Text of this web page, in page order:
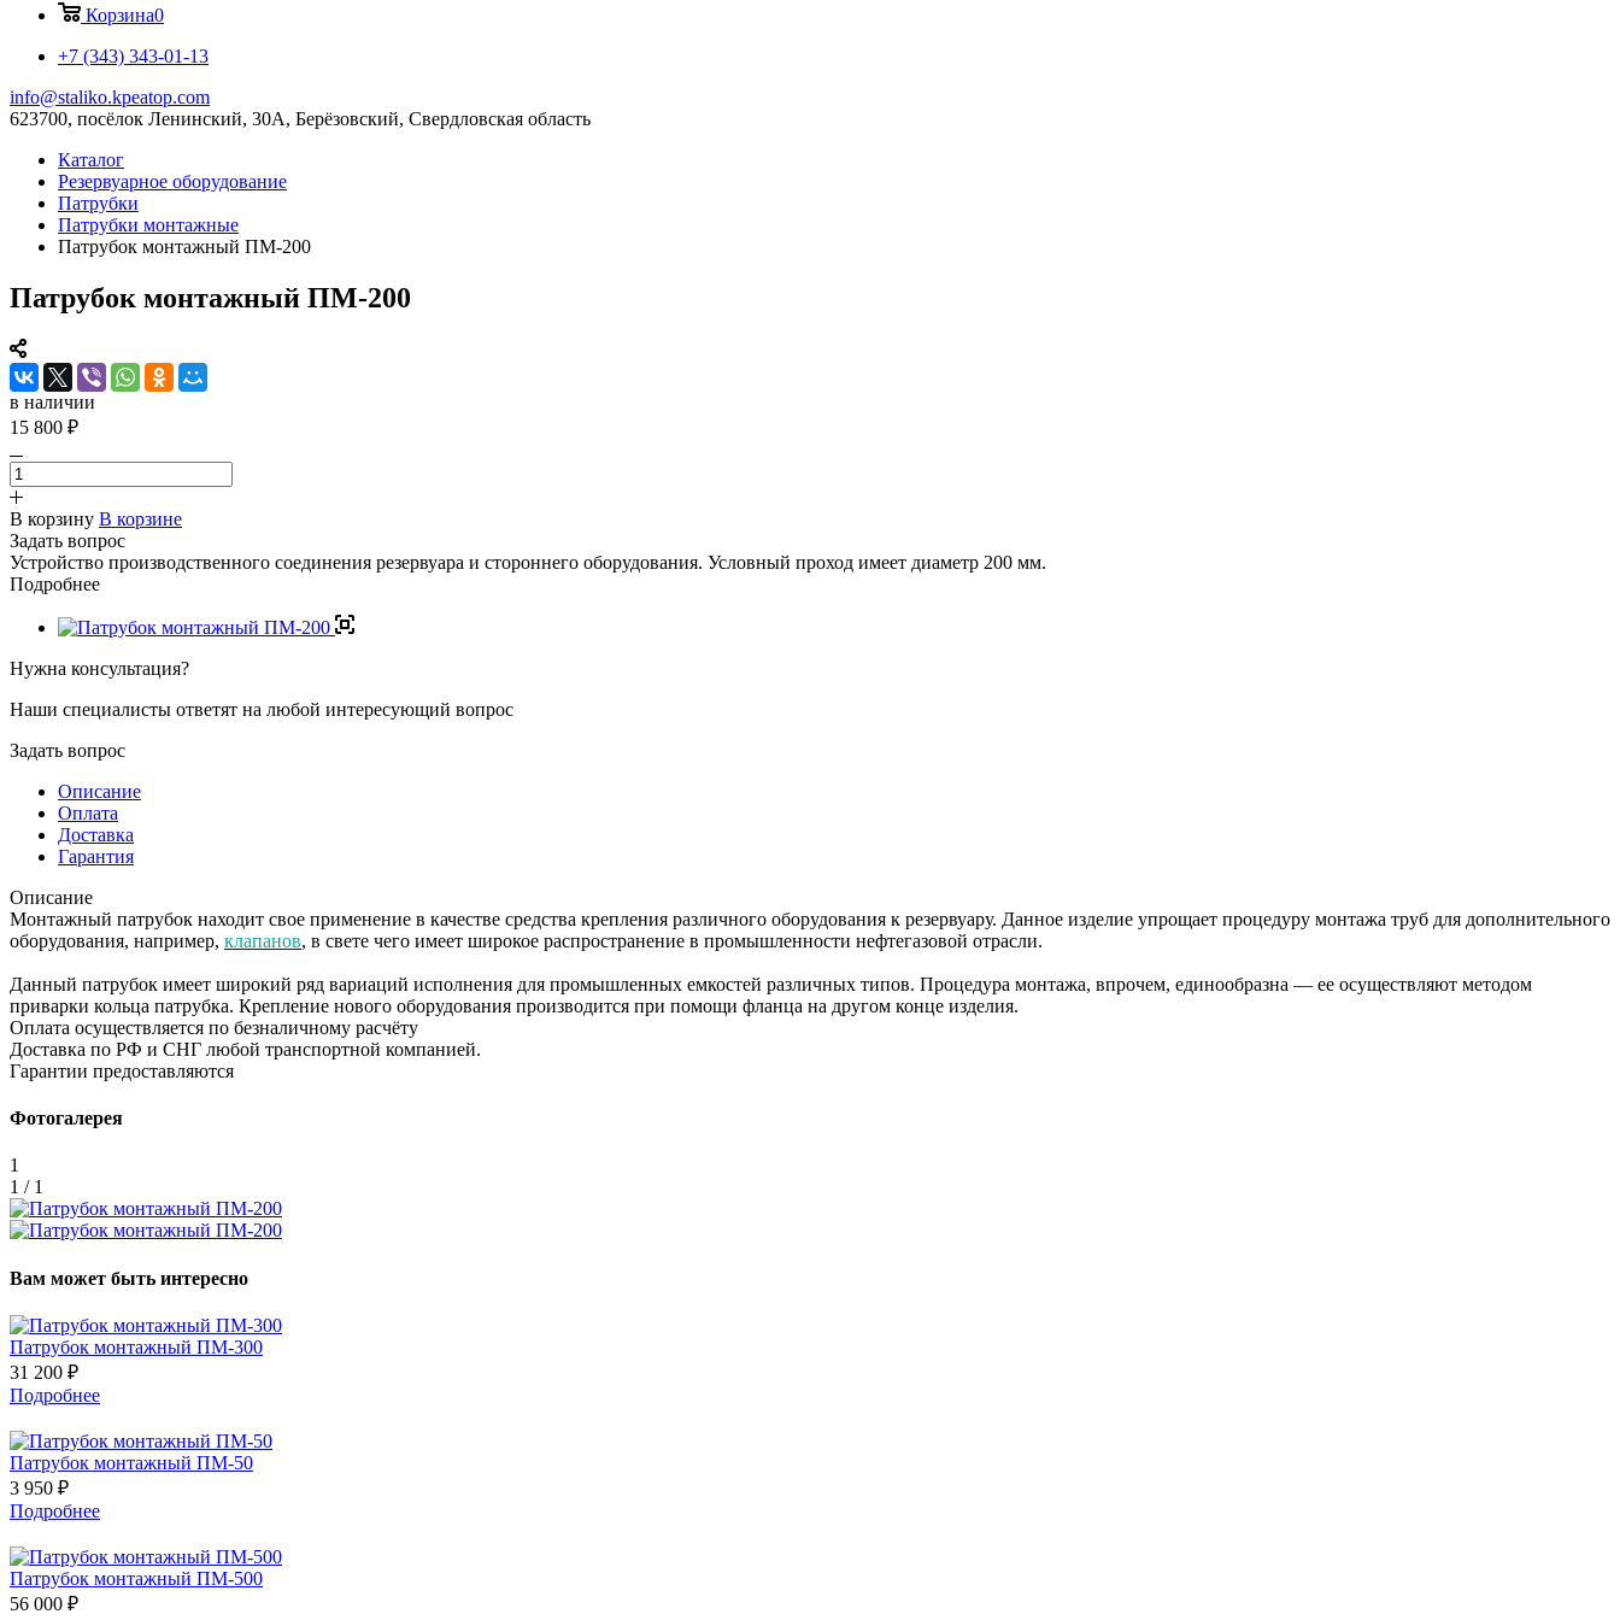
Корзина0
+7 (343) 343-01-13
info@staliko.kpeatop.com
623700, посёлок Ленинский, 30А, Берёзовский, Свердловская область
Каталог
Резервуарное оборудование
Патрубки
Патрубки монтажные
Патрубок монтажный ПМ-200
Патрубок монтажный ПМ-200
в наличии
15 800 ₽
В корзину В корзине
Задать вопрос
Устройство производственного соединения резервуара и стороннего оборудования. Условный проход имеет диаметр 200 мм.
Подробнее
Нужна консультация?
Наши специалисты ответят на любой интересующий вопрос
Задать вопрос
Описание
Оплата
Доставка
Гарантия
Описание
Монтажный патрубок находит свое применение в качестве средства крепления различного оборудования к резервуару. Данное изделие упрощает процедуру монтажа труб для дополнительного
оборудования, например, клапанов, в свете чего имеет широкое распространение в промышленности нефтегазовой отрасли.
Данный патрубок имеет широкий ряд вариаций исполнения для промышленных емкостей различных типов. Процедура монтажа, впрочем, единообразна — ее осуществляют методом
приварки кольца патрубка. Крепление нового оборудования производится при помощи фланца на другом конце изделия.
Оплата осуществляется по безналичному расчёту
Доставка по РФ и СНГ любой транспортной компанией.
Гарантии предоставляются
Фотогалерея
1
1 / 1
Вам может быть интересно
Патрубок монтажный ПМ-300
31 200 ₽
Подробнее
Патрубок монтажный ПМ-50
3 950 ₽
Подробнее
Патрубок монтажный ПМ-500
56 000 ₽